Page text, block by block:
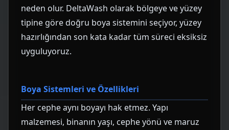
neden olur. DeltaWash olarak bölgeye ve yüzey
tipine göre doğru boya sistemini seçiyor, yüzey
hazırlığından son kata kadar tüm süreci eksiksiz
uyguluyoruz.
Boya Sistemleri ve Özellikleri
Her cephe aynı boyayı hak etmez. Yapı
malzemesi, binanın yaşı, cephe yönü ve maruz